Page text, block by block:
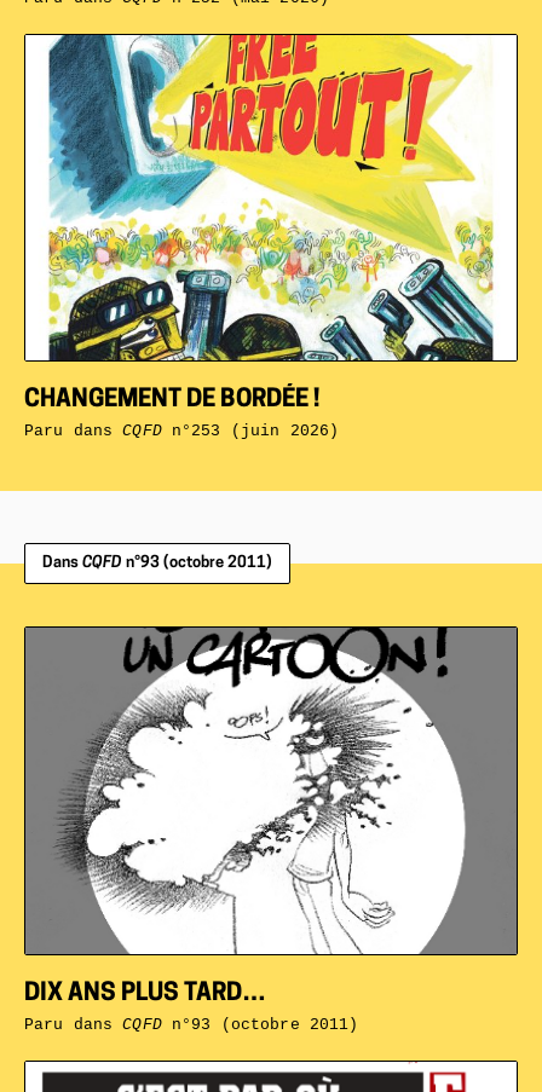
CHANGEMENT DE BORDÉE !
Paru dansCQFDn°253 (juin 2026)
Dans CQFD n°93 (octobre 2011)
DIX ANS PLUS TARD…
Paru dansCQFDn°93 (octobre 2011)